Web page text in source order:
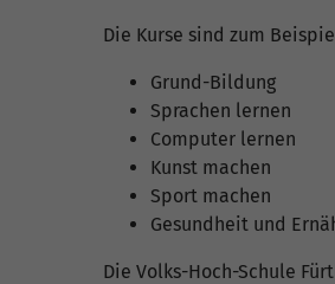
Die Kurse sind zum
Grund-Bildung
Sprachen lernen
Computer lernen
Kunst machen
Sport machen
Gesundheit und
Die Volks-Hoch-Schule